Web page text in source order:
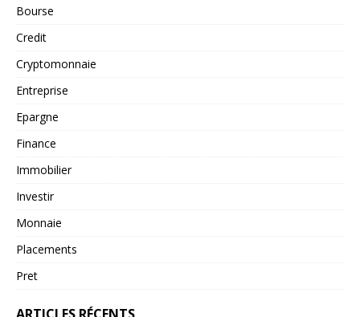
Bourse
Credit
Cryptomonnaie
Entreprise
Epargne
Finance
Immobilier
Investir
Monnaie
Placements
Pret
ARTICLES RÉCENTS